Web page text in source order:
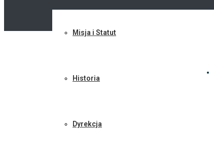
Misja i Statut
Historia
Dyrekcja